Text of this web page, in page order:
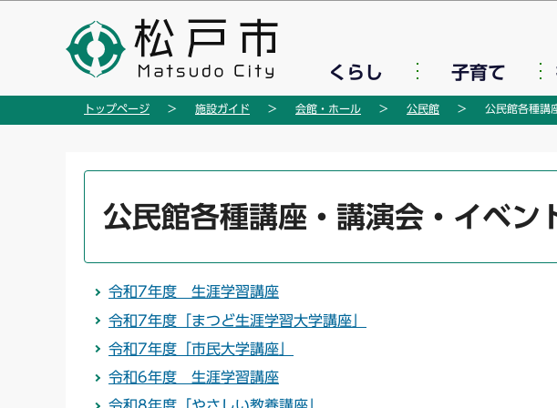
の
こ
くらし 子育て
トップページ 施設ガイド 会館・ホール 公民館 公民館各種講
ら
公民館各種講座・講演会・イベン
令和7年度 生涯学習講座
令和7年度「まつど生涯学習大学講座」
令和7年度「市民大学講座」
令和6年度 生涯学習講座